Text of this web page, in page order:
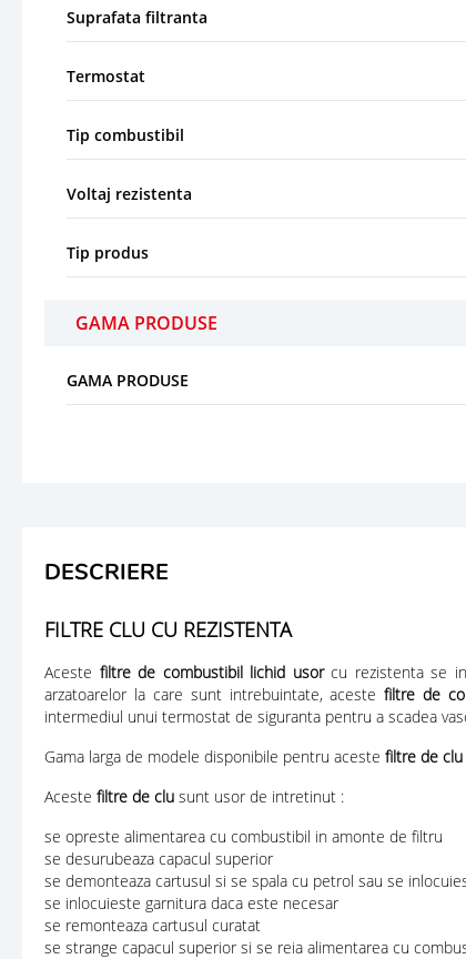
Suprafata filtranta
Termostat
Tip combustibil
Voltaj rezistenta
Tip produs
GAMA PRODUSE
GAMA PRODUSE
DESCRIERE
FILTRE CLU CU REZISTENTA
Aceste filtre de combustibil lichid usorcu rezistenta se
arzatoarelor la care sunt intrebuintate, acestefiltre de
intermediul unui termostat de siguranta pentru a scadea
Gama larga de modele disponibile pentru aceste filtre de clu
Aceste filtre de clu sunt usor de intretinut :
se opreste alimentarea cu combustibil in amonte de filtru
se desurubeaza capacul superior
se demonteaza cartusul si se spala cu petrol sau se
se inlocuieste garnitura daca este necesar
se remonteaza cartusul curatat
se strange capacul superior si se reia alimentarea cu